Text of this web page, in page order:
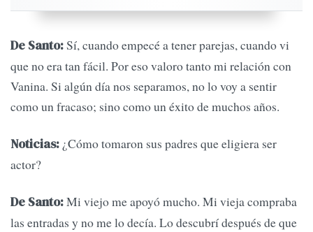
De Santo:Sí, cuando empecé a tener parejas, cuando vi
que no era tan fácil. Por eso valoro tanto mi relación con
Vanina. Si algún día nos separamos, no lo voy a sentir
como un fracaso; sino como un éxito de muchos años.
Noticias: ¿Cómo tomaron sus padres que eligiera ser
actor?
De Santo:Mi viejo me apoyó mucho. Mi vieja compraba
las entradas y no me lo decía. Lo descubrí después de que